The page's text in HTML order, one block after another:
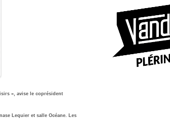
», avise le coprésident
Lequier et salle Océane. Les